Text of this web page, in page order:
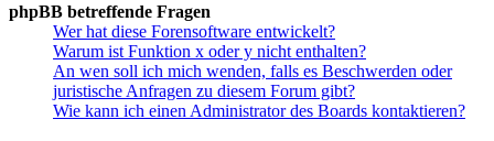
phpBB betreffende Fragen
Wer hat diese Forensoftware entwickelt?
Warum ist Funktion x oder y nicht enthalten?
An wen soll ich mich wenden, falls es Beschwerden oder
juristische Anfragen zu diesem Forum gibt?
Wie kann ich einen Administrator des Boards kontaktieren?